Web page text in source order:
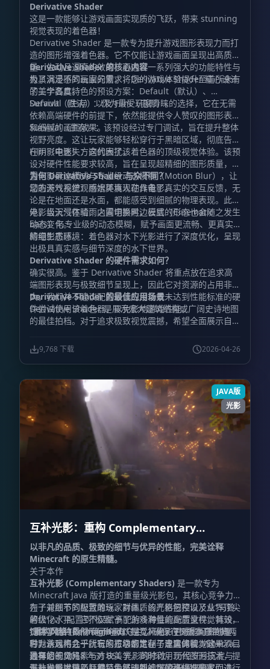
Derivative Shader
这是一款能够让游戏画面实现质的飞跃，带来 stunning
视觉表现的着色器！
Derivative Shader 是一款专为提升游戏图形表现力而打
造的图形增强着色器。它不仅能让游戏画面呈现出高质
量、生动且逼真的效果，更通过一系列强大的功能特性与
极具沉浸感的画面元素，将您的游戏体验提升至前所未有
的美学高度。
Derivative Shader 的核心内容
为了满足不同玩家的需求，Derivative Shader 精心设计
了三个各具特色的预设方案：Default（默认）、
Survival（生存）以及 Film（电影）。
Default（默认）：作为最受玩家青睐的选择，它在无需
依赖高端硬件的前提下，依然能提供令人赞叹的图形表现
和细腻的画面效果。
Survival（生存）：该预设经过专门调试，旨在提升整体
视野亮度。这让玩家能够轻松穿行于黑暗区域，彻底告别
在阴影中迷失方向的困扰。
Film（电影）：这代表了该着色器的顶级视觉体验。该预
设对硬件性能要求较高，旨在呈现超精细的图形质量，内
置电影黑边模式与专业级动态模糊（Motion Blur），让
您的游戏视觉观感媲美真人动作电影。
为何 Derivative Shader 与众不同？
动态天气系统：雨水环境现在具备了真实的交互反馈，无
论是在地面还是水面，都能感受到细腻的物理表现。此
外，当天气在晴雨之间切换时，云层的形态也会随之发生
动态变化。
电影级沉浸体验：内置电影黑边模式（Cinematic
bars）与专业级的动态模糊，赋予画面更流畅、更真实
的电影质感。
精细生态环境：着色器对水下光影进行了深度优化，呈现
出极具真实感与细节深度的水下世界。
Derivative Shader 的硬件需求如何？
确实很高。鉴于 Derivative Shader 将重点放在追求高
端图形表现与极致细节呈现上，因此它对资源的占用非常
大。我们并不建议配置较低的设备或未达到性能标准的硬
件尝试使用该着色器，以免影响游戏性能。
Derivative Shader 的最佳应用场景
Derivative Shader 是展示宏大建筑结构或广阔史诗地图
的最佳拍档。对于追求极致视觉震撼，希望全面展示自己
择。9,768 下载 2026-04-26
JAVA版
光影
互补光影：重构 Complementary
Shaders - Reimagined
以非凡的品质、极致的细节与优异的性能，完美诠释
Minecraft 的原生精髓。
关于本作
互补光影 (Complementary Shaders) 是一款专为
Minecraft Java 版打造的重量级光影包，其核心竞争力
在于对细节的极致雕琢、对画质的严格把控以及业界顶尖
的优化水平。它不仅赋予了游戏海量的高质量视觉特效，
提供了两种截然不同的默认视觉风格，更难能可贵的是，
它为游戏内几乎所有的方块都定制了专属的视觉效果。
为了兼顾不同配置的玩家群体，该光影包预设了从“马铃
薯级”入门配置到“极致”高配的多种性能配置文件。其设
计哲学始终贯彻“绝不喧宾夺主”，确保在提升画质的同
时，永远不会干扰玩家正常的生存与建造体验。这一项目
最早始于 2018 年对 BSL 光影的修改，历经岁月沉淀与
“重构风格 (Reimagined)”是互补光影 r5 版本自带的两
种默认风格之一。它的核心宗旨在于忠实保留 Minecraft
独有的视觉元素与方块美学，同时利用现代图形技术，提
选择您的风格